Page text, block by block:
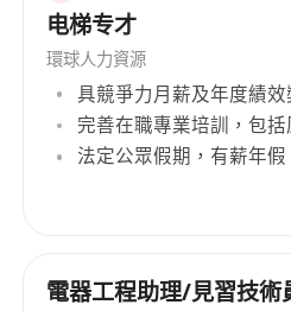
电梯专才
環球人力資源
具競爭力月薪及年度績效
完善在職專業培訓，包
法定公眾假期，有薪年
電器工程助理/見習技術